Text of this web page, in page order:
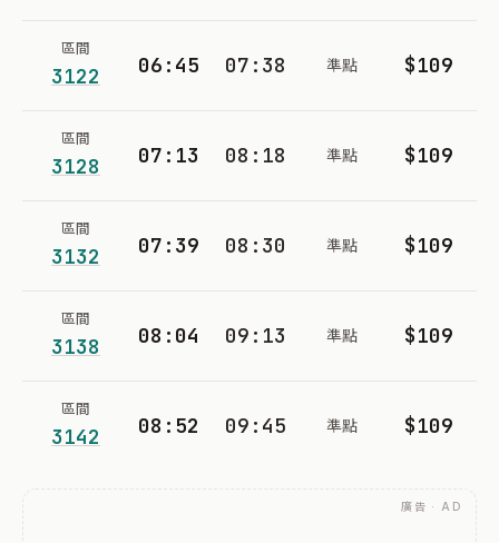
區間
3122 06:45 07:38 準點 $109
區間
3128 07:13 08:18 準點 $109
區間
3132 07:39 08:30 準點 $109
區間
3138 08:04 09:13 準點 $109
區間
3142 08:52 09:45 準點 $109
廣告 · AD